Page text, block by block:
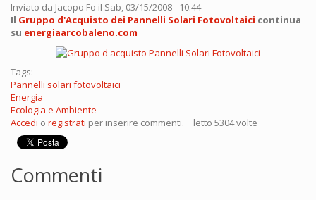
Inviato da Jacopo Fo il Sab, 03/15/2008 - 10:44
Il Gruppo d'Acquisto dei Pannelli Solari Fotovoltaici continua
su energiaarcobaleno.com
Tags:
Pannelli solari fotovoltaici
Energia
Ecologia e Ambiente
Accedi o registrati per inserire commenti. letto 5304 volte
Commenti